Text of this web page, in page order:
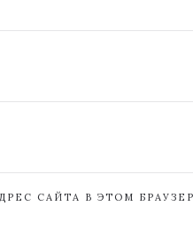
САЙТА В ЭТОМ